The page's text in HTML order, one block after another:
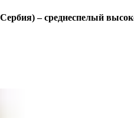
– среднеспелый